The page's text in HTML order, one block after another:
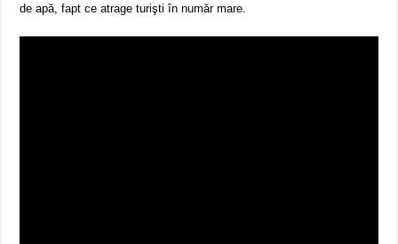
de apă, fapt ce atrage turişti în număr mare.